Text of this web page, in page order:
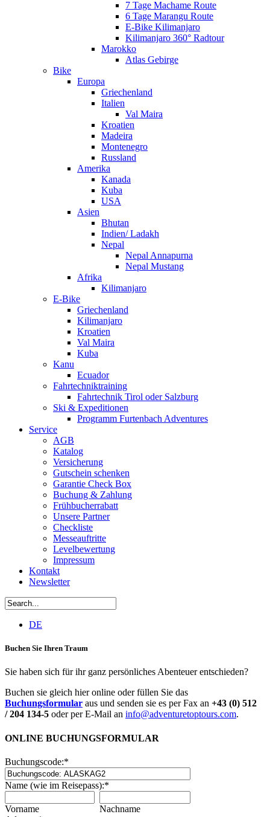
7 Tage Machame Route
6 Tage Marangu Route
E-Bike Kilimanjaro
Kilimanjaro 360° Radtour
Marokko
Atlas Gebirge
Bike
Europa
Griechenland
Italien
Val Maira
Kroatien
Madeira
Montenegro
Russland
Amerika
Kanada
Kuba
USA
Asien
Bhutan
Indien/ Ladakh
Nepal
Nepal Annapurna
Nepal Mustang
Afrika
Kilimanjaro
E-Bike
Griechenland
Kilimanjaro
Kroatien
Val Maira
Kuba
Kanu
Ecuador
Fahrtechniktraining
Fahrtechnik Tirol oder Salzburg
Ski & Expeditionen
Programm Furtenbach Adventures
Service
AGB
Katalog
Versicherung
Gutschein schenken
Garantie Check Box
Buchung & Zahlung
Frühbucherrabatt
Unsere Partner
Checkliste
Messeauftritte
Levelbewertung
Impressum
Kontakt
Newsletter
DE
Buchen Sie Ihren Traum
Sie haben sich für ihr ganz persönliches Abenteuer entschieden?
Buchen sie gleich hier online oder füllen Sie das
Buchungsformular aus und senden sie es per Fax an +43 (0) 512
/ 204 134-5 oder per E-Mail an info@adventuretoptours.com.
ONLINE BUCHUNGSFORMULAR
Buchungscode:*
Name (wie im Reisepass):*
Vorname
Nachname